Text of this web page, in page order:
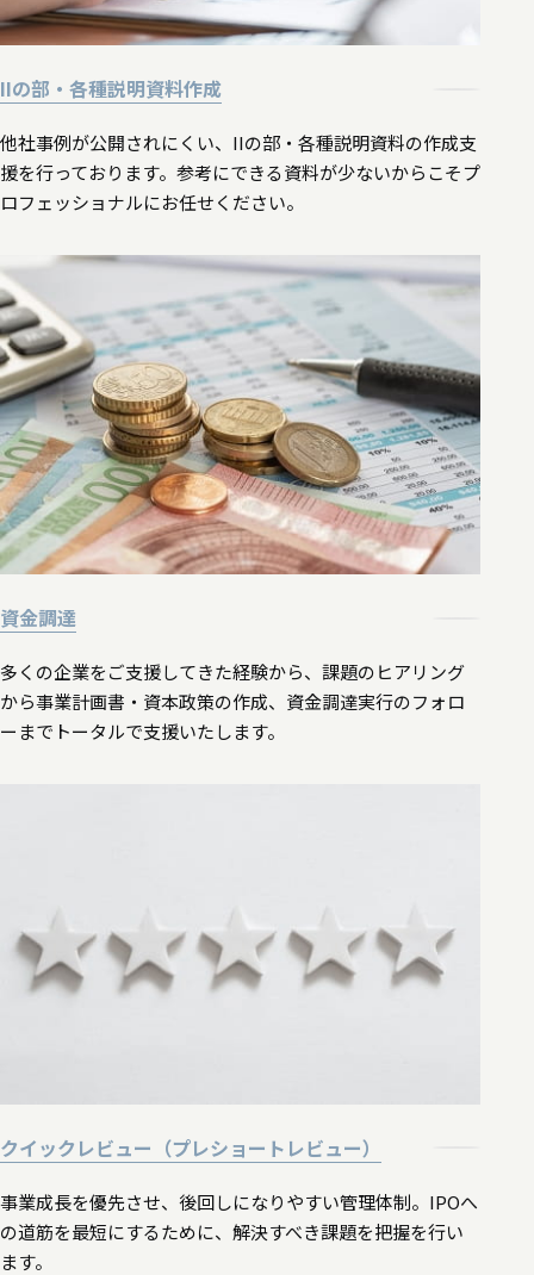
IIの部・各種説明資料作成
他社事例が公開されにくい、IIの部・各種説明資料の作成支
援を行っております。参考にできる資料が少ないからこそプ
ロフェッショナルにお任せください。
資金調達
多くの企業をご支援してきた経験から、課題のヒアリング
から事業計画書・資本政策の作成、資金調達実行のフォロ
ーまでトータルで支援いたします。
クイックレビュー（プレショートレビュー）
事業成長を優先させ、後回しになりやすい管理体制。IPOへ
の道筋を最短にするために、解決すべき課題を把握を行い
ます。